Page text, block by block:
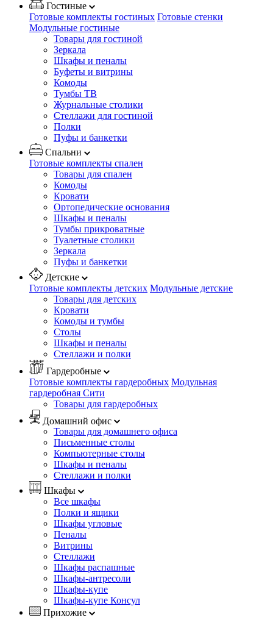
Гостиные
Готовые комплекты гостиных Готовые стенки
Модульные гостиные
Товары для гостиной
Зеркала
Шкафы и пеналы
Буфеты и витрины
Комоды
Тумбы ТВ
Журнальные столики
Стеллажи для гостиной
Полки
Пуфы и банкетки
Спальни
Готовые комплекты спален
Товары для спален
Комоды
Кровати
Ортопедические основания
Шкафы и пеналы
Тумбы прикроватные
Туалетные столики
Зеркала
Пуфы и банкетки
Детские
Готовые комплекты детских Модульные детские
Товары для детских
Кровати
Комоды и тумбы
Столы
Шкафы и пеналы
Стеллажи и полки
Гардеробные
Готовые комплекты гардеробных Модульная
гардеробная Сити
Товары для гардеробных
Домашний офис
Товары для домашнего офиса
Письменные столы
Компьютерные столы
Шкафы и пеналы
Стеллажи и полки
Шкафы
Все шкафы
Полки и ящики
Шкафы угловые
Пеналы
Витрины
Стеллажи
Шкафы распашные
Шкафы-антресоли
Шкафы-купе
Шкафы-купе Консул
Прихожие